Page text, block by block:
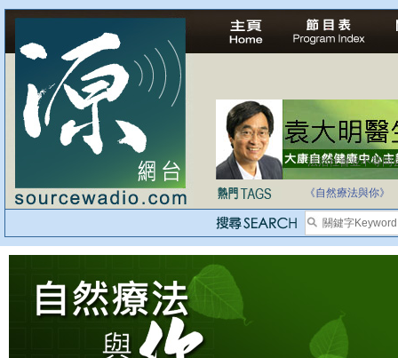
法治社會並不等同
自家教育合法化-
《自然療法與你》